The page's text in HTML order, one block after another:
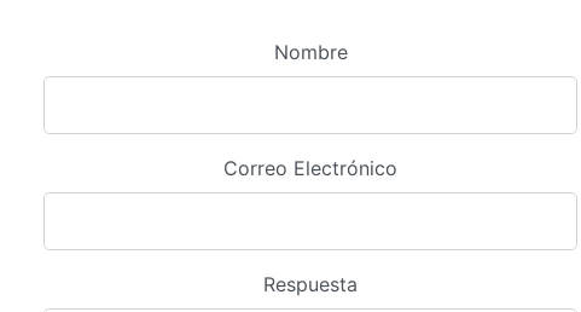
Nombre
Correo Electrónico
Respuesta